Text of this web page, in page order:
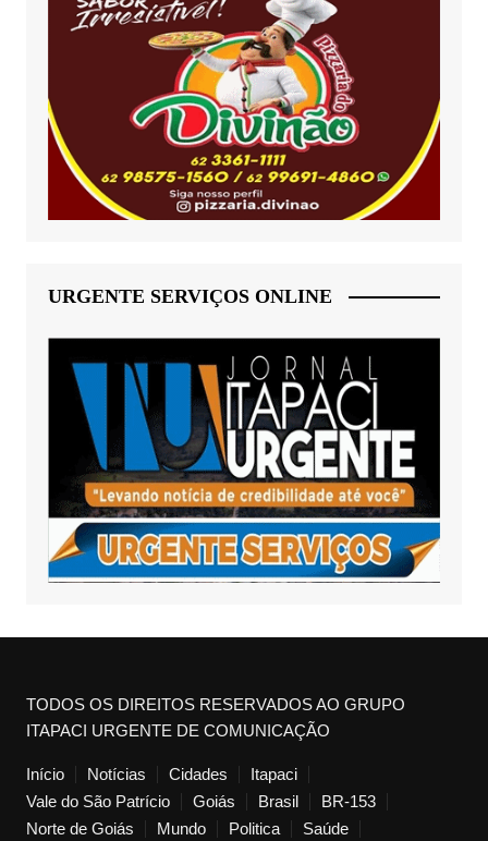
URGENTE SERVIÇOS ONLINE
TODOS OS DIREITOS RESERVADOS AO GRUPO
ITAPACI URGENTE DE COMUNICAÇÃO
Início Notícias Cidades
Itapaci
Vale do São Patrício
Goiás Brasil
BR-153
Norte de Goiás
Mundo Politica Saúde